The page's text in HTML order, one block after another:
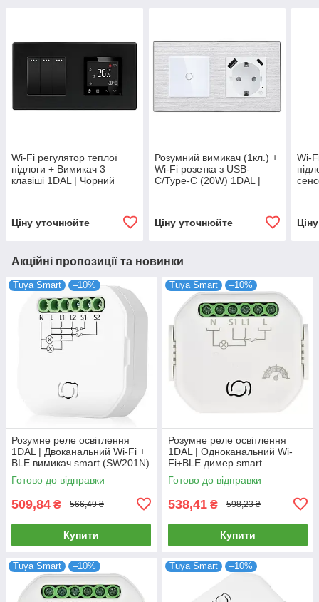
Wi-Fi регулятор теплої
підлоги + Вимикач 3
клавіші 1DAL | Чорний
Ціну уточнюйте
Розумний вимикач (1кл.) +
Wi-Fi розетка з USB-
C/Type-C (20W) 1DAL |
Ціну уточнюйте
Wi-
Акційні пропозиції та новинки
Tuya Smart –10%
Розумне реле освітлення
1DAL | Двоканальний Wi-Fi +
BLE вимикач smart (SW201N)
Готово до відправки
509,84 ₴ 566,49 ₴
Купити
Tuya Smart –10%
Розумне реле освітлення
1DAL | Одноканальний Wi-
Fi+BLE димер smart
(SWD101N)
Готово до відправки
538,41 ₴ 598,23 ₴
Купити
Tuya Smart –10% Tuya Smart –10%